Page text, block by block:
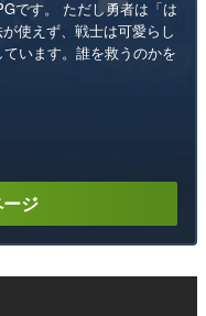
です。 ただし勇者は「は
使えず、戦士は可愛らし
います。誰を救うのかを
ジ